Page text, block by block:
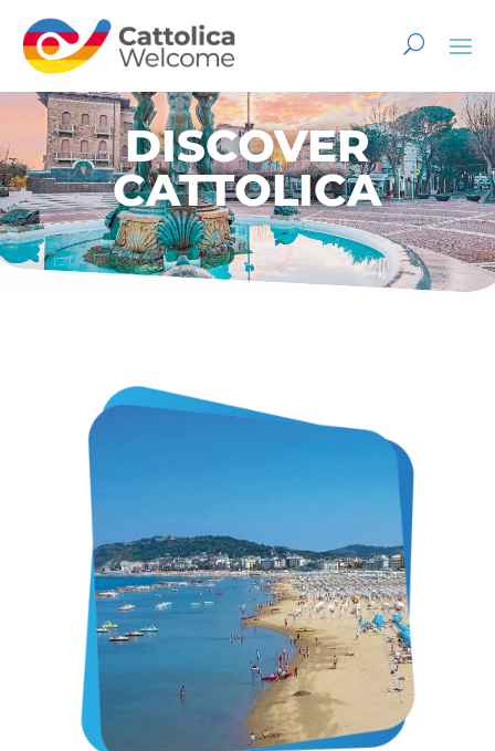
DISCOVER
CATTOLICA